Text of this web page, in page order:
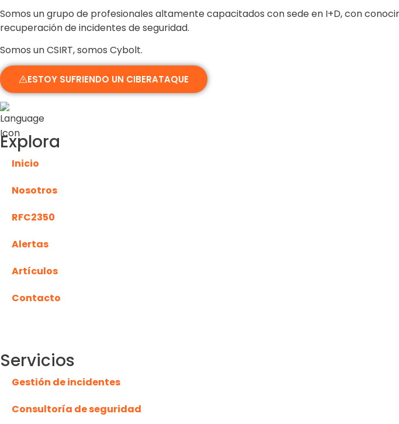
Somos un grupo de profesionales altamente capacitados con sede en I+D, con
recuperación de incidentes de seguridad.
Somos un CSIRT, somos Cybolt.
ESTOY SUFRIENDO UN CIBERATAQUE
Explora
Inicio
Nosotros
RFC2350
Alertas
Artículos
Contacto
Servicios
Gestión de incidentes
Consultoría de seguridad